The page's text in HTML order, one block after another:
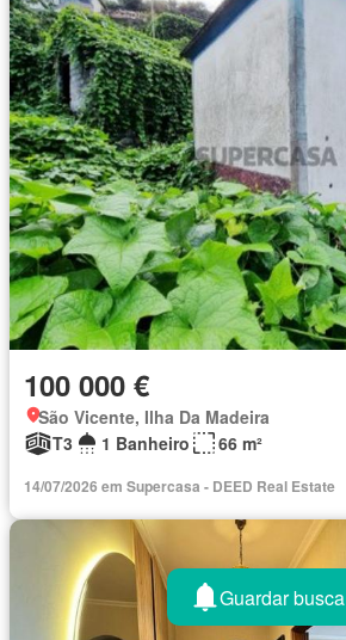
100 000 €
São Vicente, Ilha Da Madeira
T3
1 Banheiro 66 m²
14/07/2026 em Supercasa - DEED Real Estate
Guardar busca